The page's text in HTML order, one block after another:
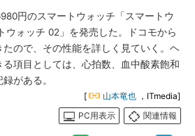
円のスマートウォッチ「スマートウ
ウォッチ 02」を発売した。ドコモから
ので、その性能を詳しく見ていく。ヘ
項目としては、心拍数、血中酸素飽和
がある。
[ 山本竜也 ，ITmedia]
PC用表示
関連情報